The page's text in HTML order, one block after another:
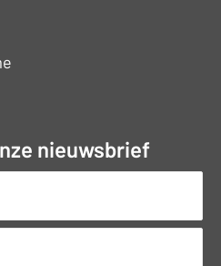
nieuwsbrief